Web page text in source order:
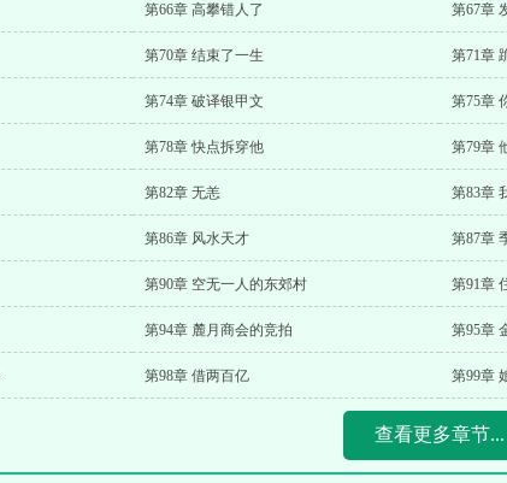
第66章 高攀错人了 第67章
第70章 结束了一生 第71章
第74章 破译银甲文 第75章
第78章 快点拆穿他 第79章
第82章 无恙 第83章
第86章 风水天才 第87章
第90章 空无一人的东郊村 第91章
第94章 麓月商会的竞拍 第95章
第98章 借两百亿 第99章
查看更多章节...